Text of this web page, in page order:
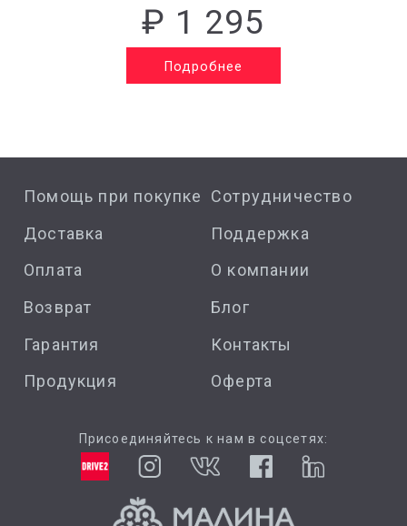
₽ 1 295
Подробнее
Помощь при покупке
Доставка
Оплата
Возврат
Гарантия
Продукция
Сотрудничество
Поддержка
О компании
Блог
Контакты
Оферта
Присоединяйтесь к нам в соцсетях: